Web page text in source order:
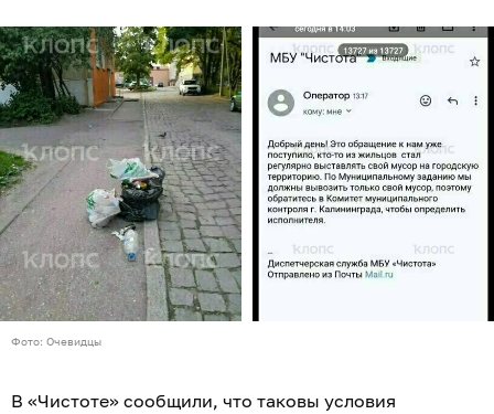
Фото: Очевидцы
В «Чистоте» сообщили, что таковы условия